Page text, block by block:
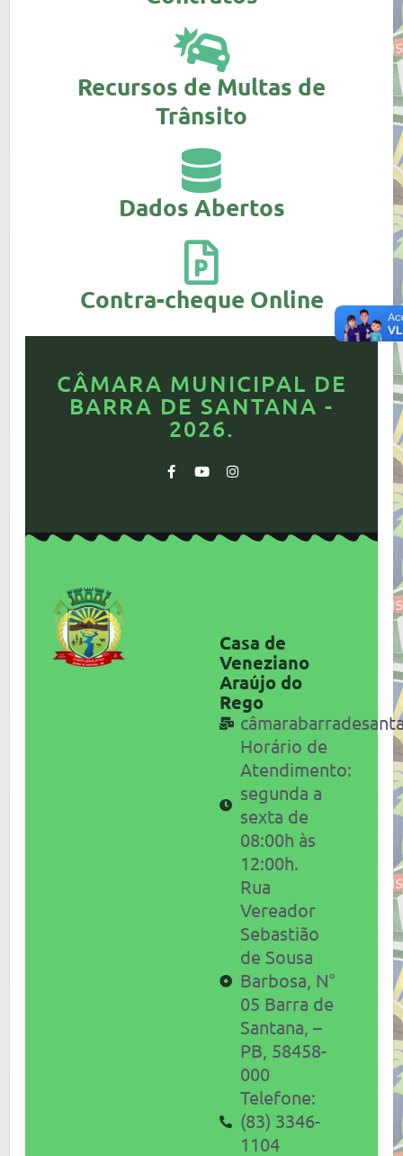
Recursos de Multas de
Trânsito
Dados Abertos
Contra-cheque Online
CÂMARA MUNICIPAL DE
BARRA DE SANTANA -
2026.
Casa de
Veneziano
Araújo do
Rego
Horário de
Atendimento:
segunda a
sexta de
08:00h às
12:00h.
Rua
Vereador
Sebastião
de Sousa
Barbosa, N°
05 Barra de
Santana, –
PB, 58458-
000
Telefone:
(83) 3346-
1104